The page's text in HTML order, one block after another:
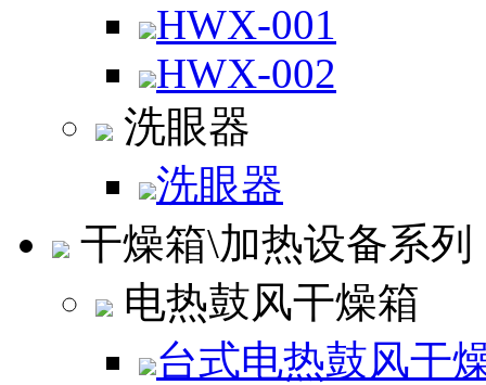
HWX-001
HWX-002
洗眼器
洗眼器
干燥箱\加热设备系列
电热鼓风干燥箱
台式电热鼓风干